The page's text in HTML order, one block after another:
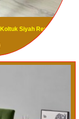
Siyah Renk Deri